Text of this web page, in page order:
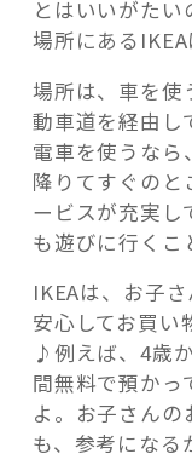
とはいいがた
場所にあるIKEA
場所は、車を使
動車道を経由し
電車を使うなら
降りてすぐの
ービスが充実し
も遊びに行く
IKEAは、お子
安心してお買い
♪例えば、4歳
間無料で預かっ
よ。お子さんの
も、参考にな